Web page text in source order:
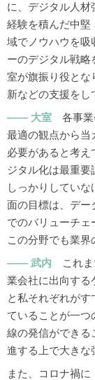
に、デジタル人材
経験を積んだ中堅
域でノウハウを吸
ーのデジタル戦略
室が旗振り役とな
新などの支援をし
大室
各事
最適の観点から当
必要があると考
ジタル化は最重
しっかりしてい
面の目標は、デー
でのバリューチェ
この分野でも業界
武内
これ
業会社に出向する
と私それぞれが
ていることが一つ
線の発信ができる
進する上で大きな
また、コロナ禍に